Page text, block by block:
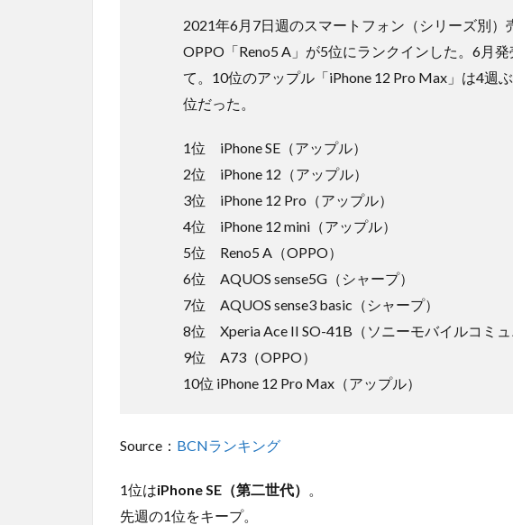
2021年6月7日週のスマートフォン（シリーズ別）
OPPO「Reno5 A」が5位にランクインした。6月
て。10位のアップル「iPhone 12 Pro Max」は4週
位だった。
1位 iPhone SE（アップル）
2位 iPhone 12（アップル）
3位 iPhone 12 Pro（アップル）
4位 iPhone 12 mini（アップル）
5位 Reno5 A（OPPO）
6位 AQUOS sense5G（シャープ）
7位 AQUOS sense3 basic（シャープ）
8位 Xperia Ace II SO-41B（ソニーモバイルコミュ
9位 A73（OPPO）
10位 iPhone 12 Pro Max（アップル）
Source： BCNランキング
1位はiPhone SE（第二世代）
先週の1位をキープ。